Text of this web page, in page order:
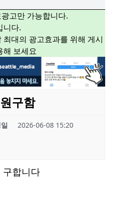
고만 가능합니다.
니다.
대의 광고효과를 위해 게시
해 보세요
구함
2026-06-08 15:20
구합니다